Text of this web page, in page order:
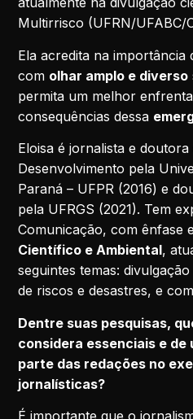
Multirrisco (UFRN/UFABC/
Ela acredita na importância
com olhar amplo e diverso
permita um melhor
consequências dessa
Eloisa é jornalista e
Desenvolvimento pela
Paraná – UFPR (2016) e
pela UFRGS (2021). Tem
Comunicação, com ênfase
Científico e Ambiental,
seguintes temas:
de riscos e desastres, e
Dentre suas pesquisas,
considera essenciais e
parte das redações no
jornalísticas?
É importante que o